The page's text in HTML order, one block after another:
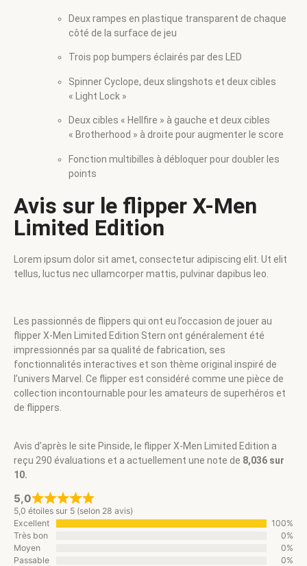
Deux rampes en plastique transparent de chaque
côté de la surface de jeu
Trois pop bumpers éclairés par des LED
Spinner Cyclope, deux slingshots et deux cibles
« Light Lock »
Deux cibles « Hellfire » à gauche et deux cibles
« Brotherhood » à droite pour augmenter le score
Fonction multibilles à débloquer pour doubler les
points
Avis sur le flipper X-Men
Limited Edition
Lorem ipsum dolor sit amet, consectetur adipiscing elit. Ut elit
tellus, luctus nec ullamcorper mattis, pulvinar dapibus leo.
Les passionnés de flippers qui ont eu l’occasion de jouer au
flipper X-Men Limited Edition Stern ont généralement été
impressionnés par sa qualité de fabrication, ses
fonctionnalités interactives et son thème original inspiré de
l’univers Marvel. Ce flipper est considéré comme une pièce de
collection incontournable pour les amateurs de superhéros et
de flippers.
Avis d’après le site Pinside, le flipper X-Men Limited Edition a
reçu 290 évaluations et a actuellement une note de 8,036 sur
10.
5,0
5,0 étoiles sur 5 (selon 28 avis)
Excellent
100%
Très bon
0%
Moyen
0%
Passable
0%